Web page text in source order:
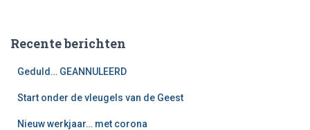
e
Recente berichten
Geduld… GEANNULEERD
Start onder de vleugels van de Geest
Nieuw werkjaar… met corona